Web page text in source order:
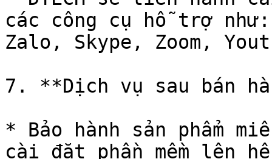
các công cụ hỗ trợ
Zalo, Skype, Zoom,
7. **Dịch vụ sau bán
* Bảo hành sản phẩm
cài đặt phần mềm lên